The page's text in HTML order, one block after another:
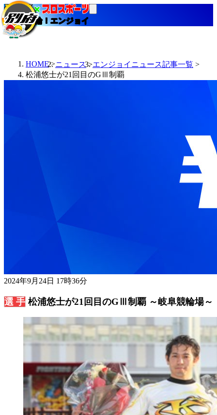
当たる競輪！エンジョイ
HOME ニュース
エンジョイニュース記事一覧
松浦悠士が21回目のGⅢ制覇
2024年9月24日 17時36分
松浦悠士が21回目のGⅢ制覇 ～岐阜競輪場～